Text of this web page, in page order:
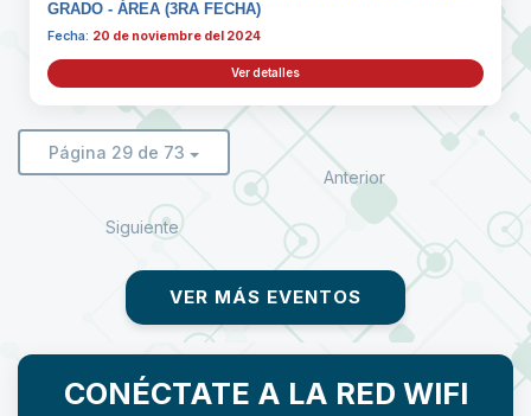
GRADO - ÁREA (3RA FECHA)
Fecha: 20 de noviembre del 2024
Ver detalles
Página 29 de 73
Anterior
Siguiente
VER MÁS EVENTOS
CONÉCTATE A LA RED WIFI